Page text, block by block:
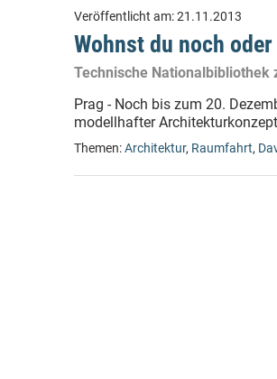
Veröffentlicht am:21.11.2013
Wohnst du noch
Technische
Prag - Noch bis zum 20.
modellhafter
Themen:Architektur, Raumfahrt,